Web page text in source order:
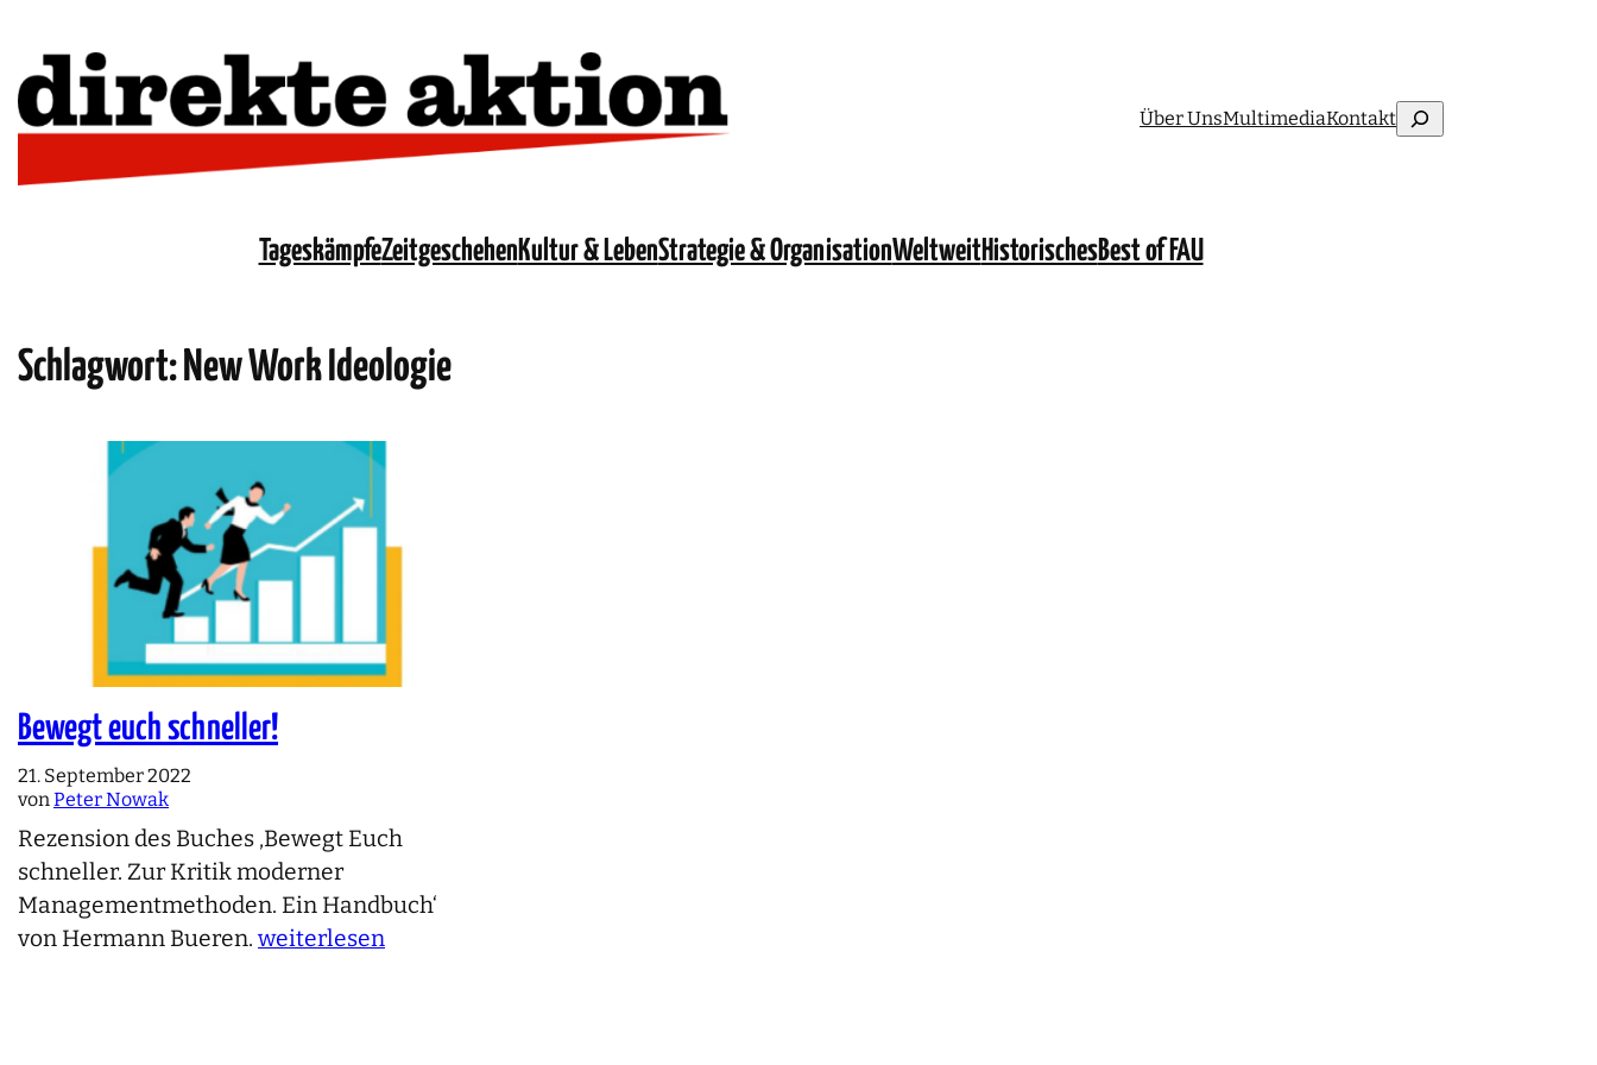
Über UnsMultimediaKontaktSuchen
TageskämpfeZeitgeschehenKultur & LebenStrategie & OrganisationWeltweitHistorischesBest of FAU
Schlagwort: New Work Ideologie
Bewegt euch schneller!
21. September 2022
vonPeter Nowak
Rezension des Buches ‚Bewegt Euch
schneller. Zur Kritik moderner
Managementmethoden. Ein Handbuch‘
von Hermann Bueren.weiterlesen